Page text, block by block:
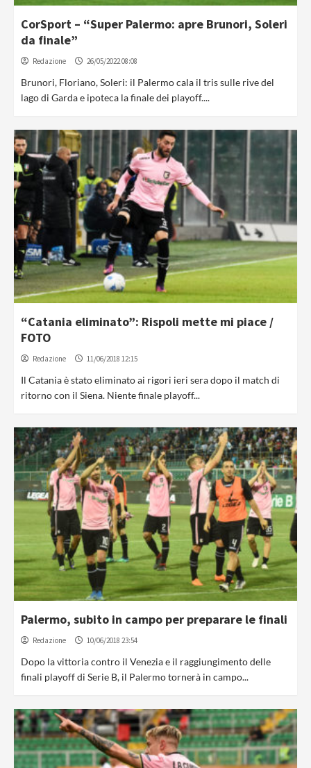
CorSport – “Super Palermo: apre Brunori, Soleri
da finale”
Redazione 26/05/2022 08:08
Brunori, Floriano, Soleri: il Palermo cala il tris sulle rive del
lago di Garda e ipoteca la finale dei playoff....
“Catania eliminato”: Rispoli mette mi piace /
FOTO
Redazione 11/06/2018 12:15
Il Catania è stato eliminato ai rigori ieri sera dopo il match di
ritorno con il Siena. Niente finale playoff...
Palermo, subito in campo per preparare le finali
Redazione 10/06/2018 23:54
Dopo la vittoria contro il Venezia e il raggiungimento delle
finali playoff di Serie B, il Palermo tornerà in campo...